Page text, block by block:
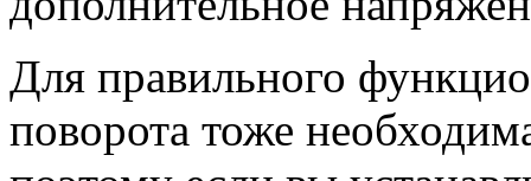
Для правильного
поворота тоже